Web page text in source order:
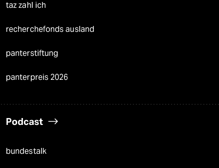
taz zahl ich
recherchefonds ausland
panterstiftung
panterpreis 2026
Podcast
bundestalk